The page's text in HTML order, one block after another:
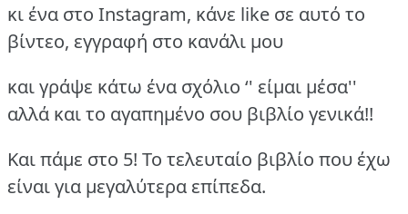
κι ένα στο Instagram, κάνε like σε αυτό το
βίντεο, εγγραφή στο κανάλι μου
και γράψε κάτω ένα σχόλιο ‘' είμαι μέσα''
αλλά και το αγαπημένο σου βιβλίο γενικά!!
Και πάμε στο 5! Το τελευταίο βιβλίο που έχω
είναι για μεγαλύτερα επίπεδα.